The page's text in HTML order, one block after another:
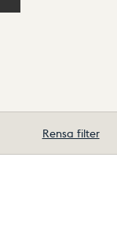
Rensa filter